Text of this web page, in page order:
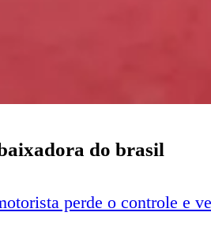
do brasil